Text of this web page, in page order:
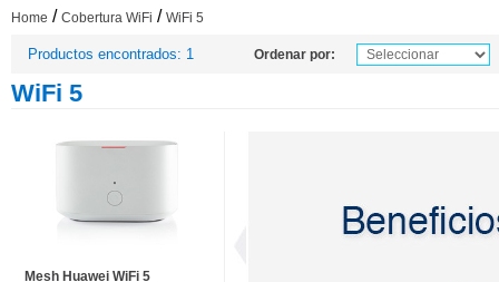
Home / Cobertura WiFi / WiFi 5
Productos encontrados: 1 Ordenar por:
WiFi 5
Mesh Huawei WiFi 5